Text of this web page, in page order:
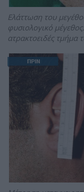
Ελάττωση του
φυσιολογικό
ατρακτοειδές τμήμα